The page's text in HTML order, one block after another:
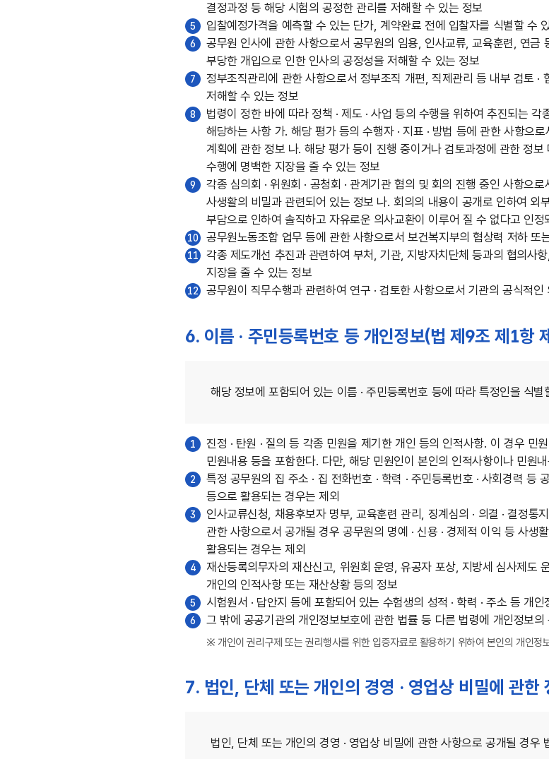
결정과정 등 해당 시험의 공정한 관리를 저해할 수 있는 정보
5 입찰예정가격을 예측할 수 있는 단가, 계약완료 전에 입찰자를 식별할 수
6
공무원 인사에 관한 사항으로서 공무원의 임용, 인사교류, 교육훈련, 연금
부당한 개입으로 인한 인사의 공정성을 저해할 수 있는 정보
7
정부조직관리에 관한 사항으로서 정부조직 개편, 직제관리 등 내부 검토
저해할 수 있는 정보
8
법령이 정한 바에 따라 정책 · 제도 · 사업 등의 수행을 위하여 추진되는 각
해당하는 사항 가. 해당 평가 등의 수행자 · 지표 · 방법 등에 관한 사항으
계획에 관한 정보 나. 해당 평가 등이 진행 중이거나 검토과정에 관한 정
수행에 명백한 지장을 줄 수 있는 정보
9
각종 심의회 · 위원회 · 공청회 · 관계기관 협의 및 회의 진행 중인 사항으
사생활의 비밀과 관련되어 있는 정보 나. 회의의 내용이 공개로 인하여
부담으로 인하여 솔직하고 자유로운 의사교환이 이루어 질 수 없다고 인
10 공무원노동조합 업무 등에 관한 사항으로서 보건복지부의 협상력 저하
11
각종 제도개선 추진과 관련하여 부처, 기관, 지방자치단체 등과의 협의사
지장을 줄 수 있는 정보
12 공무원이 직무수행과 관련하여 연구 · 검토한 사항으로서 기관의 공식적
6. 이름 · 주민등록번호 등 개인정보(법 제9조 제1항
해당 정보에 포함되어 있는 이름 · 주민등록번호 등에 따라 특정인을 식
1
진정 · 탄원 · 질의 등 각종 민원을 제기한 개인 등의 인적사항. 이 경우
민원내용 등을 포함한다. 다만, 해당 민원인이 본인의 인적사항이나 민원
2
특정 공무원의 집 주소 · 집 전화번호 · 학력 · 주민등록번호 · 사회경력
등으로 활용되는 경우는 제외
3
인사교류신청, 채용후보자 명부, 교육훈련 관리, 징계심의 · 의결 · 결정
관한 사항으로서 공개될 경우 공무원의 명예 · 신용 · 경제적 이익 등 사
활용되는 경우는 제외
4
재산등록의무자의 재산신고, 위원회 운영, 유공자 포상, 지방세 심사제도
개인의 인적사항 또는 재산상황 등의 정보
5 시험원서 · 답안지 등에 포함되어 있는 수험생의 성적 · 학력 · 주소 등 개인
6 그 밖에 공공기관의 개인정보보호에 관한 법률 등 다른 법령에 개인정보
※ 개인이 권리구제 또는 권리행사를 위한 입증자료로 활용하기 위하여 본인의 개인
7. 법인, 단체 또는 개인의 경영 · 영업상 비밀에 관
법인, 단체 또는 개인의 경영 · 영업상 비밀에 관한 사항으로 공개될 경